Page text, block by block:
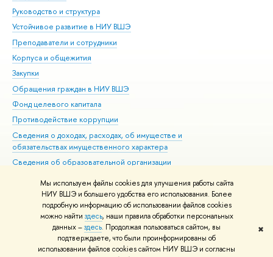
Мы используем файлы cookies для улучшения работы сайта
НИУ ВШЭ и большего удобства его использования. Более
подробную информацию об использовании файлов cookies
можно найти здесь, наши правила обработки персональных
данных –здесь. Продолжая пользоваться сайтом, вы
подтверждаете, что были проинформированы об
использовании файлов cookies сайтом НИУ ВШЭ и согласны
✖
Руководство и структура
Устойчивое развитие в НИУ ВШЭ
Преподаватели и сотрудники
Корпуса и общежития
Закупки
Обращения граждан в НИУ ВШЭ
Фонд целевого капитала
Противодействие коррупции
Сведения о доходах, расходах, об имуществе и
обязательствах имущественного характера
Сведения об образовательной организации
Людям с ограниченными возможностями здоровья
Единая платежная страница
Работа в Вышке
© НИУ ВШЭ 1993–2026 Адреса и контакты Условия использования